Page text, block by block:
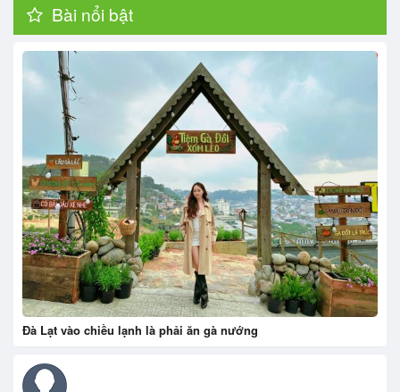
Bài nổi bật
Đà Lạt vào chiều lạnh là phải ăn gà nướng